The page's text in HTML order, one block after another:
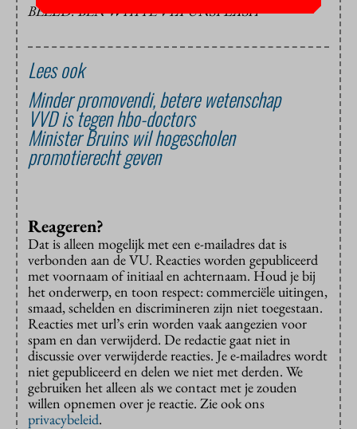
BEELD: BEN WHITE VIA UNSPLASH
Lees ook
Minder promovendi, betere wetenschap
VVD is tegen hbo-doctors
Minister Bruins wil hogescholen
promotierecht geven
Reageren?
Dat is alleen mogelijk met een e-mailadres dat is
verbonden aan de VU. Reacties worden gepubliceerd
met voornaam of initiaal en achternaam. Houd je bij
het onderwerp, en toon respect: commerciële uitingen,
smaad, schelden en discrimineren zijn niet toegestaan.
Reacties met url’s erin worden vaak aangezien voor
spam en dan verwijderd. De redactie gaat niet in
discussie over verwijderde reacties. Je e-mailadres wordt
niet gepubliceerd en delen we niet met derden. We
gebruiken het alleen als we contact met je zouden
willen opnemen over je reactie. Zie ook ons
privacybeleid.